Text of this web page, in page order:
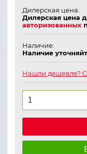
Дилерская цена:
Дилерская цена
авторизованных
Наличие:
Наличие
Нашли дешевле?